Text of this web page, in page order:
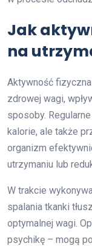
Jak
na
Aktywność
zdrowej wagi,
sposoby.
kalorie, ale także
organizm
utrzymaniu lub
W trakcie
spalania tkanki
optymalnej wagi.
psychikę – mogą